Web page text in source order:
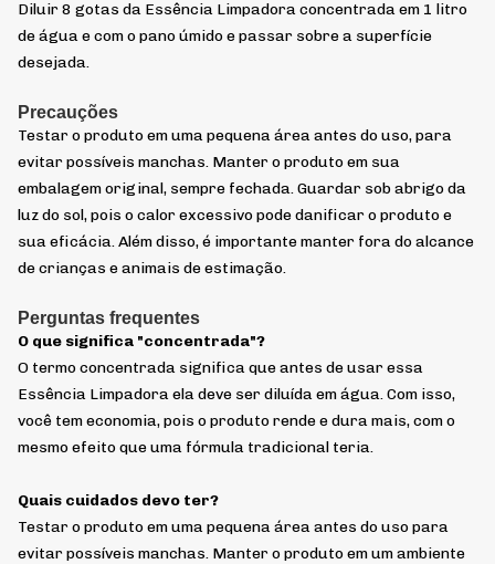
Diluir 8 gotas da Essência Limpadora concentrada em 1 litro
de água e com o pano úmido e passar sobre a superfície
desejada.
Precauções
Testar o produto em uma pequena área antes do uso, para
evitar possíveis manchas. Manter o produto em sua
embalagem original, sempre fechada. Guardar sob abrigo da
luz do sol, pois o calor excessivo pode danificar o produto e
sua eficácia. Além disso, é importante manter fora do alcance
de crianças e animais de estimação.
Perguntas frequentes
O que significa "concentrada"?
O termo concentrada significa que antes de usar essa
Essência Limpadora ela deve ser diluída em água. Com isso,
você tem economia, pois o produto rende e dura mais, com o
mesmo efeito que uma fórmula tradicional teria.
Quais cuidados devo ter?
Testar o produto em uma pequena área antes do uso para
evitar possíveis manchas. Manter o produto em um ambiente